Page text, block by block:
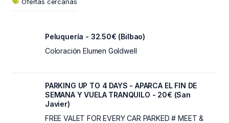
Peluquería - 32.50€ (Bilbao)
Coloración Elumen Goldwell
PARKING UP TO 4 DAYS - APARCA EL FIN DE
SEMANA Y VUELA TRANQUILO - 20€ (San
Javier)
FREE VALET FOR EVERY CAR PARKED # MEET &